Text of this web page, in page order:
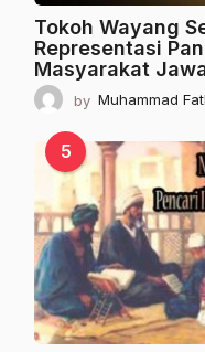
Tokoh Wayang
Representasi
Masyarakat
by Muhammad
5